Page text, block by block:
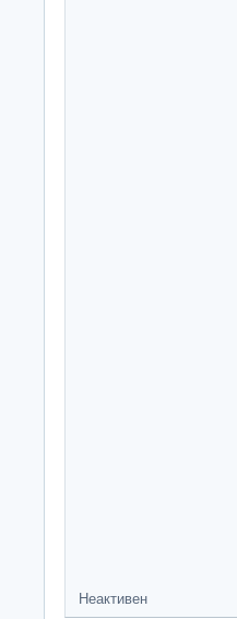
Неактивен